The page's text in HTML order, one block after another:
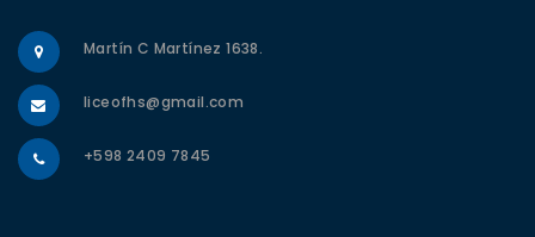
Martín C Martínez 1638.
liceofhs@gmail.com
+598 2409 7845